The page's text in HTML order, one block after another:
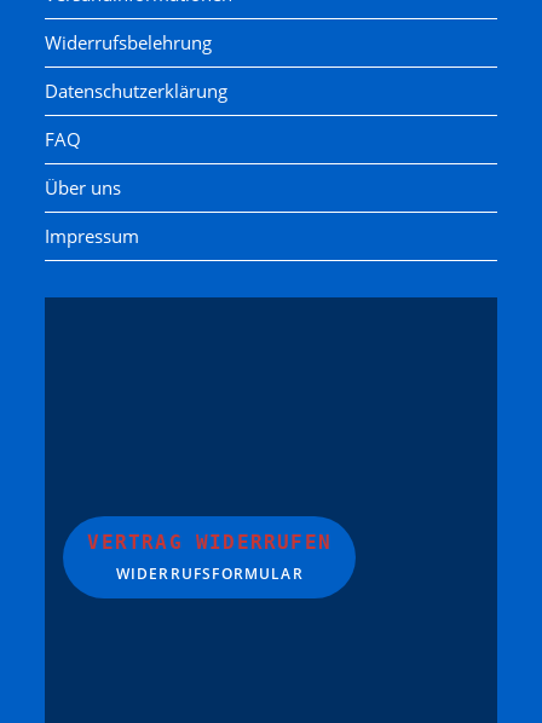
Widerrufsbelehrung
Datenschutzerklärung
FAQ
Über uns
Impressum
VERTRAG WIDERRUFEN
WIDERRUFSFORMULAR